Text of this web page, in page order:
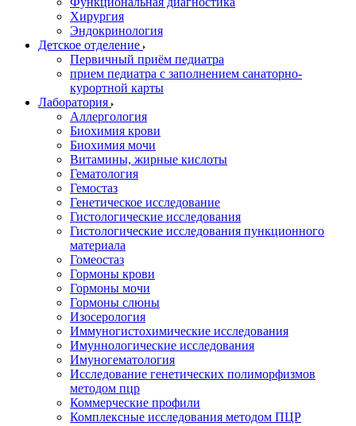
Хирургия
Эндокринология
Детское отделение
Первичный приём педиатра
прием педиатра с заполнением санаторно-
курортной карты
Лаборатория
Аллергология
Биохимия крови
Биохимия мочи
Витамины, жирные кислоты
Гематология
Гемостаз
Генетическое исследование
Гистологические исследования
Гистологические исследования пункционного
материала
Гомеостаз
Гормоны крови
Гормоны мочи
Гормоны слюны
Изосерология
Иммуногистохимические исследования
Имуннологические исследования
Имуногематология
Исследование генетических полиморфизмов
методом пцр
Коммерческие профили
Комплексные исследования методом ПЦР